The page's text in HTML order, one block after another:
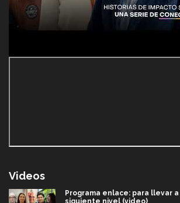
Videos
Programa enlace: para llevar
siguiente nivel (video)